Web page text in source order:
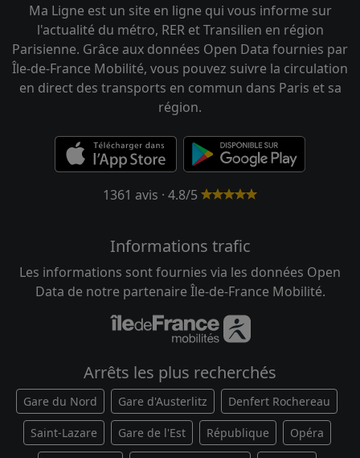
Ma Ligne est un site en ligne qui vous informe sur
l'actualité du métro, RER et Transilien en région
Parisienne. Grâce aux données Open Data fournies par
Île-de-France Mobilité, vous pouvez suivre la circulation
en direct des transports en commun dans Paris et sa
région.
1361 avis · 4.8/5
Informations trafic
Les informations sont fournies via les données Open
Data de notre partenaire Île-de-France Mobilité.
Arrêts les plus recherchés
Gare du Nord Gare d'Austerlitz Denfert Rochereau
Saint-Lazare Gare de l'Est République Opéra